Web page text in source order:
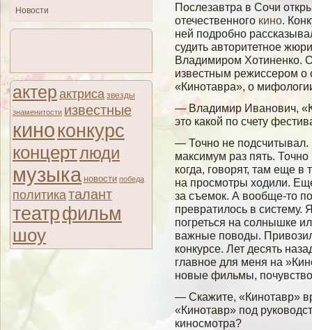
Новости
актер актриса звезды
знаменитости известные
киноконкурс
концертлюди
музыка новости победа
политикаталант
театрфильм
шоу
Послезавтра в Сочи
отечественного кино.
ней подробно
судить авторитетное
Владимиром Хотиненко.
известным режиссером о
«Кинотавра», о
— Владимир Иванович,
это какой по счету
— Точно не подсчитывал.
максимум раз пять.
когда, говорят, там еще
на просмотры ходили.
за съемок. А вообще-то
превратилось в систему.
погреться на солнышке
важные поводы.
конкурсе. Лет десять
главное для меня на
новые фильмы,
— Скажите, «Кинотавр»
«Кинотавр» под
киносмотра?